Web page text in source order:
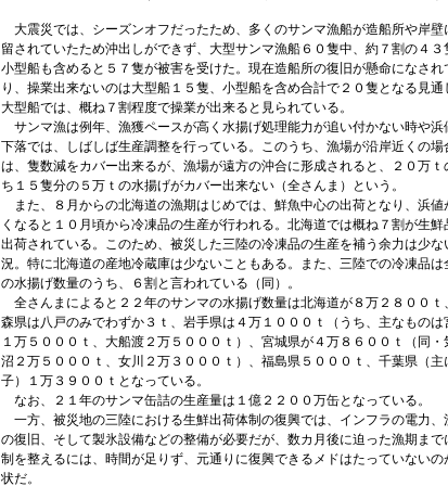
大震災では、シーズンオフだったため、多くのサンマ漁船が造船所や岸壁
留されていたため沖出しができず、大型サンマ漁船６０隻中、約７割の４３
小型船も含めると５７隻が被害を受けた。現在造船所の復旧が懸命になされ
り、操業出来ないのは大型船１５隻、小型船を含め合計で２０隻となる見通
大型船では、概ね７割程度で操業が出来ると見られている。
サンマ漁は例年、漁獲ペースが高く水揚げ処理能力が追い付かない時や浜
下落では、しばしば生産調整を行っている。このうち、漁場が沿岸近くの場
は、隻数減をカバー出来るが、漁場が遠方の沖合に形成されると、２０万ｔ
ち１５隻分の５万ｔの水揚げがカバー出来ない（全さんま）という。
また、８月からの北海道の漁期はじめでは、鮮魚中心の出荷となり、浜値
くなると１０月頃から冷凍品の生産が行われる。北海道では概ね７割が生鮮
出荷されている。このため、被災した三陸の冷凍品の生産を補う余力は少な
況。特に北海道の産地冷蔵庫は少ないこともある。また、三陸での冷凍品は
の水揚げ数量のうち、６割と言われている（同）。
全さんまによると２２年のサンマの水揚げ数量は北海道が８万２８００ｔ
森県は八戸のみでわずか３ｔ、岩手県は４万１０００ｔ（うち、主なものは
１万５０００ｔ、大船渡２万５０００ｔ）、宮城県が４万８６００ｔ（同・
沼２万５０００ｔ、女川２万３０００ｔ）、福島県５０００ｔ、千葉県（主
子）１万３９００ｔとなっている。
なお、２１年のサンマ缶詰の生産量は１億２２００万缶となっている。
一方、被災地の三陸における生鮮出荷体制の復興では、インフラの電力、
の復旧、そして製氷設備などの整備が必要だが、数カ月後に迫った漁期まで
制を整えるには、時間が足りず、元通りに復興できるメドはたっていないの
状だ。